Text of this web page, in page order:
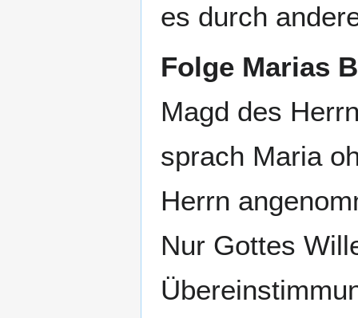
es durch
Folge Marias
Magd des
sprach Maria
Herrn
Nur Gottes